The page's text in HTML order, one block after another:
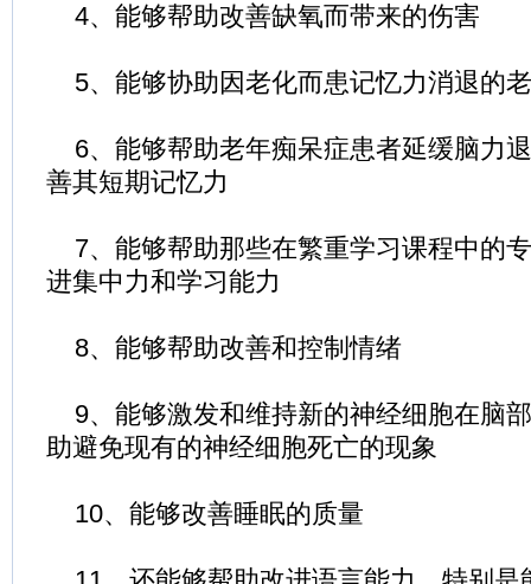
4、能够帮助改善缺氧而带来的伤害
5、能够协助因老化而患记忆力消退的
6、能够帮助老年痴呆症患者延缓脑力
善其短期记忆力
7、能够帮助那些在繁重学习课程中的
进集中力和学习能力
8、能够帮助改善和控制情绪
9、能够激发和维持新的神经细胞在脑
助避免现有的神经细胞死亡的现象
10、能够改善睡眠的质量